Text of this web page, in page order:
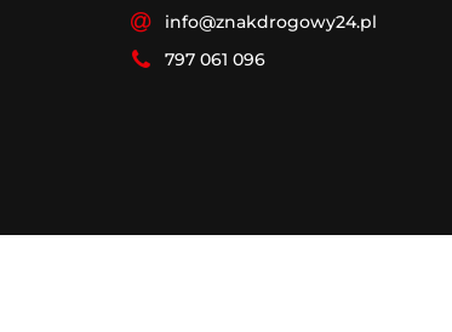
info@znakdrogowy24.pl
797 061 096